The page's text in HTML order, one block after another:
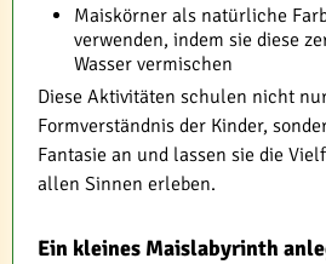
Maiskörner als natürliche
verwenden, indem sie diese
Wasser vermischen
Diese Aktivitäten schulen nicht
Formverständnis der Kinder,
Fantasie an und lassen sie die
allen Sinnen erleben.
Ein kleines Maislabyrinth